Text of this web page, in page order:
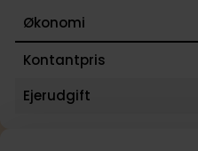
Økonomi
Kontantpris
Ejerudgift